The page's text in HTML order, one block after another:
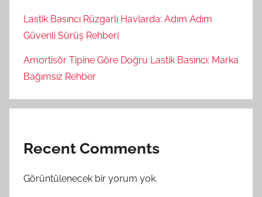
Lastik Basıncı Rüzgarlı Havlarda: Adım Adım
Güvenli Sürüş Rehberi
Amortisör Tipine Göre Doğru Lastik Basıncı: Marka
Bağımsız Rehber
Recent Comments
Görüntülenecek bir yorum yok.